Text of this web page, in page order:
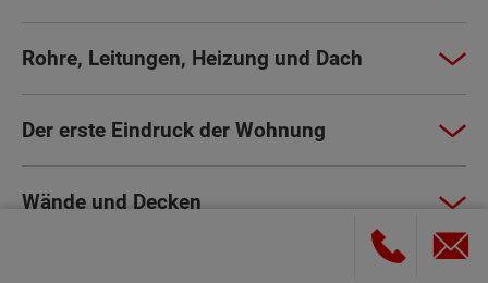
Rohre, Leitungen, Heizung und Dach
Der erste Eindruck der Wohnung
Wände und Decken